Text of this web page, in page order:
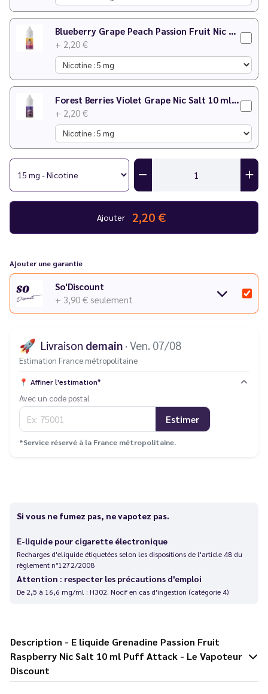
Blueberry Grape Peach Passion Fruit Nic Salt 10 ml Puff Attack - Le Vapoteur Discount
+ 2,20 €
Forest Berries Violet Grape Nic Salt 10 ml Puff Attack - Le Vapoteur Discount
+ 2,20 €
Ajouter 2,20 €
Ajouter une garantie
So'Discount
+ 3,90 € seulement
🚀 Livraison demain · Ven. 07/08
Estimation France métropolitaine
📍 Affiner l'estimation*
Avec un code postal
Estimer
*Service réservé à la France métropolitaine.
Si vous ne fumez pas, ne vapotez pas.
E-liquide pour cigarette électronique
Recharges d'eliquide étiquetées selon les dispositions de l'article 48 du
règlement n°1272/2008
Attention : respecter les précautions d'emploi
De 2,5 à 16,6 mg/ml : H302. Nocif en cas d'ingestion (catégorie 4)
Description - E liquide Grenadine Passion Fruit
Raspberry Nic Salt 10 ml Puff Attack - Le Vapoteur
Discount